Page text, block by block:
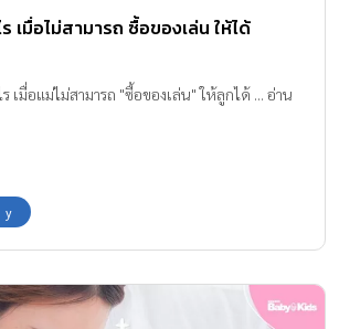
เมื่อไม่สามารถ ซื้อของเล่น ให้ได้
เมื่อแม่ไม่สามารถ "ซื้อของเล่น" ให้ลูกได้ ... อ่าน
y